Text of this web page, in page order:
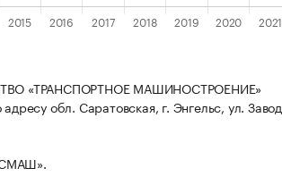
«ТРАНСПОРТНОЕ МАШИНОСТРОЕНИЕ»
обл. Саратовская, г. Энгельс, ул.